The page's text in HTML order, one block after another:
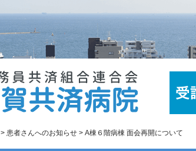
> 患者さんへのお知らせ > A棟６階病棟 面会再開について